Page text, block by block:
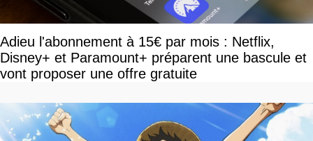
Adieu l'abonnement à 15€ par mois : Netflix,
Disney+ et Paramount+ préparent une bascule et
vont proposer une offre gratuite